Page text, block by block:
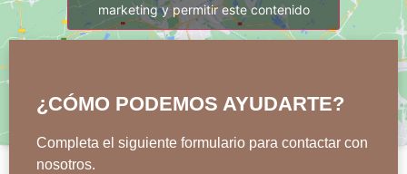
marketing y permitir este contenido
¿CÓMO PODEMOS AYUDARTE?
Completa el siguiente formulario para contactar con
nosotros.